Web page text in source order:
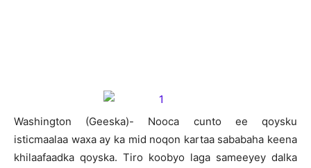
Washington (Geeska)- Nooca cunto ee qoysku
isticmaalaa waxa ay ka mid noqon kartaa sababaha keena
khilaafaadka qoyska. Tiro koobyo laga sameeyey dalka